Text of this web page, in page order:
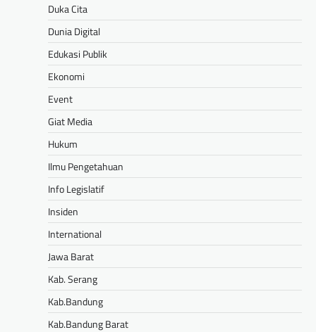
Duka Cita
Dunia Digital
Edukasi Publik
Ekonomi
Event
Giat Media
Hukum
Ilmu Pengetahuan
Info Legislatif
Insiden
International
Jawa Barat
Kab. Serang
Kab.Bandung
Kab.Bandung Barat